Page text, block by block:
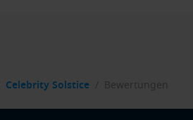
Celebrity Solstice / Bewertungen